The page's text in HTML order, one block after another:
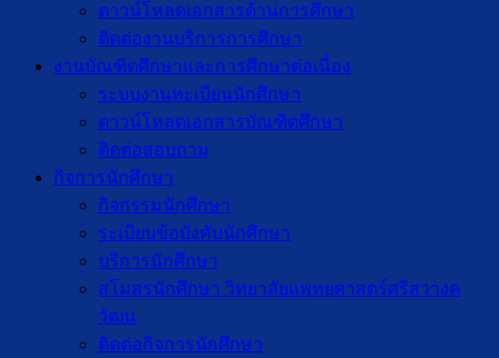
ดาวน์โหลดเอกสารด้านการศึกษา
ติดต่องานบริการการศึกษา
งานบัณฑิตศึกษาเเละการศึกษาต่อเนื่อง
ระบบงานทะเบียนนักศึกษา
ดาวน์โหลดเอกสารบัณฑิตศึกษา
ติดต่อสอบถาม
กิจการนักศึกษา
กิจกรรมนักศึกษา
ระเบียบข้อบังคับนักศึกษา
บริการนักศึกษา
สโมสรนักศึกษา วิทยาลัยแพทยศาสตร์ศรีสวางค
วัฒน
ติดต่อกิจการนักศึกษา